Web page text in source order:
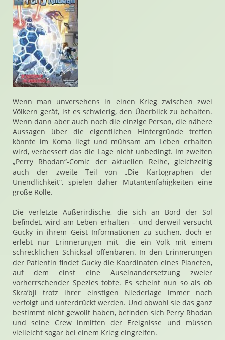
Wenn man unversehens in einen Krieg zwischen zwei
Völkern gerät, ist es schwierig, den Überblick zu behalten.
Wenn dann aber auch noch die einzige Person, die nähere
Aussagen über die eigentlichen Hintergründe treffen
könnte im Koma liegt und mühsam am Leben erhalten
wird, verbessert das die Lage nicht unbedingt. Im zweiten
„Perry Rhodan“-Comic der aktuellen Reihe, gleichzeitig
auch der zweite Teil von „Die Kartographen der
Unendlichkeit“, spielen daher Mutantenfähigkeiten eine
große Rolle.
Die verletzte Außerirdische, die sich an Bord der Sol
befindet, wird am Leben erhalten – und derweil versucht
Gucky in ihrem Geist Informationen zu suchen, doch er
erlebt nur Erinnerungen mit, die ein Volk mit einem
schrecklichen Schicksal offenbaren. In den Erinnerungen
der Patientin findet Gucky die Koordinaten eines Planeten,
auf dem einst eine Auseinandersetzung zweier
vorherrschender Spezies tobte. Es scheint nun so als ob
Skra’bji trotz ihrer einstigen Niederlage immer noch
verfolgt und unterdrückt werden. Und obwohl sie das ganz
bestimmt nicht gewollt haben, befinden sich Perry Rhodan
und seine Crew inmitten der Ereignisse und müssen
vielleicht sogar bei einem Krieg eingreifen.